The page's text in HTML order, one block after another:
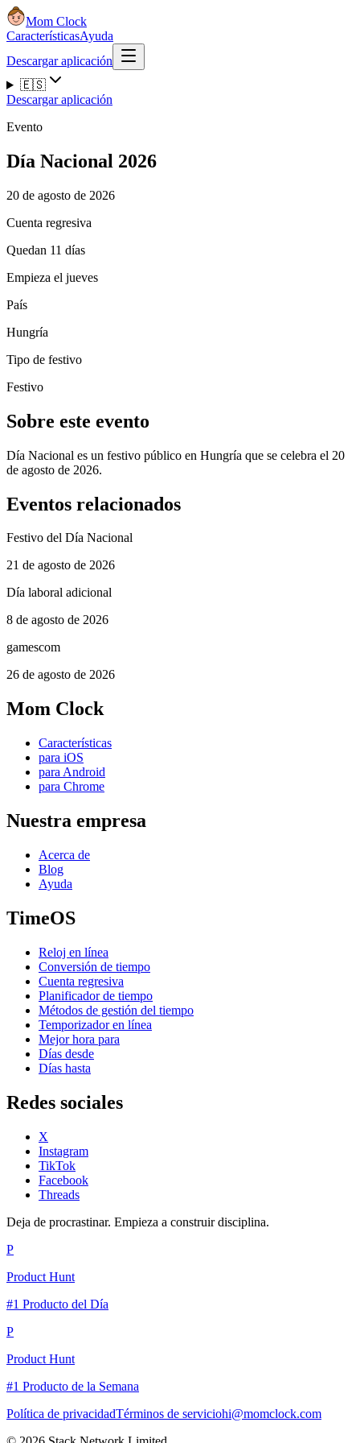
Mom Clock
CaracterísticasAyuda
Descargar aplicación
🇪🇸
Descargar aplicación
Evento
Día Nacional 2026
20 de agosto de 2026
Cuenta regresiva
Quedan 11 días
Empieza el jueves
País
Hungría
Tipo de festivo
Festivo
Sobre este evento
Día Nacional es un festivo público en Hungría que se celebra el 20
de agosto de 2026.
Eventos relacionados
Festivo del Día Nacional
21 de agosto de 2026
Día laboral adicional
8 de agosto de 2026
gamescom
26 de agosto de 2026
Mom Clock
Características
para iOS
para Android
para Chrome
Nuestra empresa
Acerca de
Blog
Ayuda
TimeOS
Reloj en línea
Conversión de tiempo
Cuenta regresiva
Planificador de tiempo
Métodos de gestión del tiempo
Temporizador en línea
Mejor hora para
Días desde
Días hasta
Redes sociales
X
Instagram
TikTok
Facebook
Threads
Deja de procrastinar. Empieza a construir disciplina.
P
Product Hunt
#1 Producto del Día
P
Product Hunt
#1 Producto de la Semana
Política de privacidadTérminos de serviciohi@momclock.com